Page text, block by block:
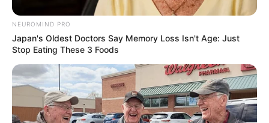
NEUROMIND PRO
Japan's Oldest Doctors Say Memory Loss Isn't Age: Just
Stop Eating These 3 Foods